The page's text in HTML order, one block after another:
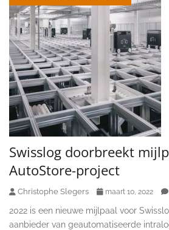
Swisslog doorbreekt
AutoStore-project
Christophe Slegers maart 10, 2022
2022 is een nieuwe mijlpaal voor
aanbieder van geautomatiseerde